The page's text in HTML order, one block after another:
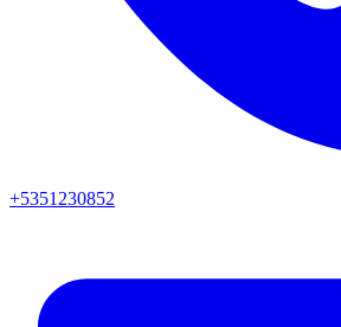
+5351230852